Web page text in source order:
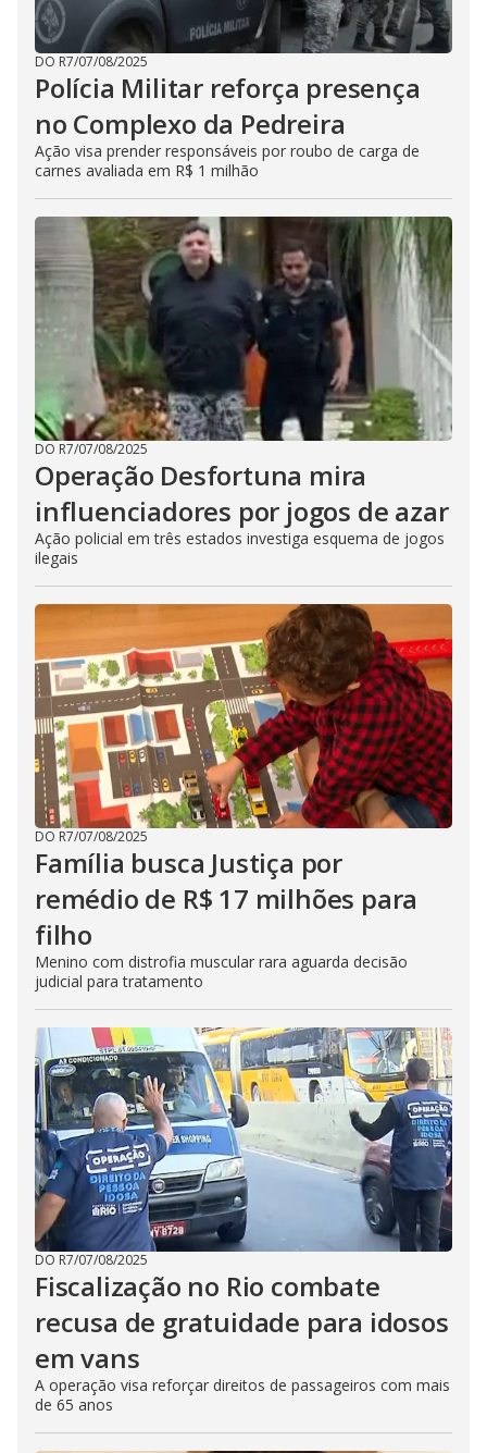
DO R7/07/08/2025
Polícia Militar reforça presença
no Complexo da Pedreira
Ação visa prender responsáveis por roubo de carga de
carnes avaliada em R$ 1 milhão
DO R7/07/08/2025
Operação Desfortuna mira
influenciadores por jogos de azar
Ação policial em três estados investiga esquema de jogos
ilegais
DO R7/07/08/2025
Família busca Justiça por
remédio de R$ 17 milhões para
filho
Menino com distrofia muscular rara aguarda decisão
judicial para tratamento
DO R7/07/08/2025
Fiscalização no Rio combate
recusa de gratuidade para idosos
em vans
A operação visa reforçar direitos de passageiros com mais
de 65 anos